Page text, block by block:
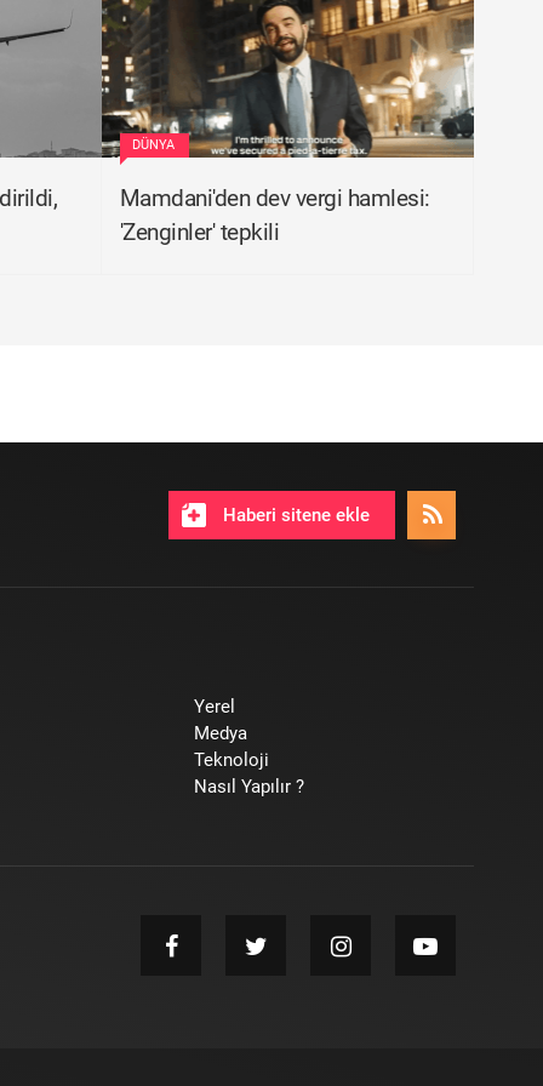
DÜNYA
Mamdani'den dev vergi hamlesi:
'Zenginler' tepkili
Haberi sitene ekle
Yerel
Medya
Teknoloji
Nasıl Yapılır ?